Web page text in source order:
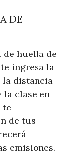
DE
huella de
ingresa la
la distancia
la clase en
te
de tus
emisiones.